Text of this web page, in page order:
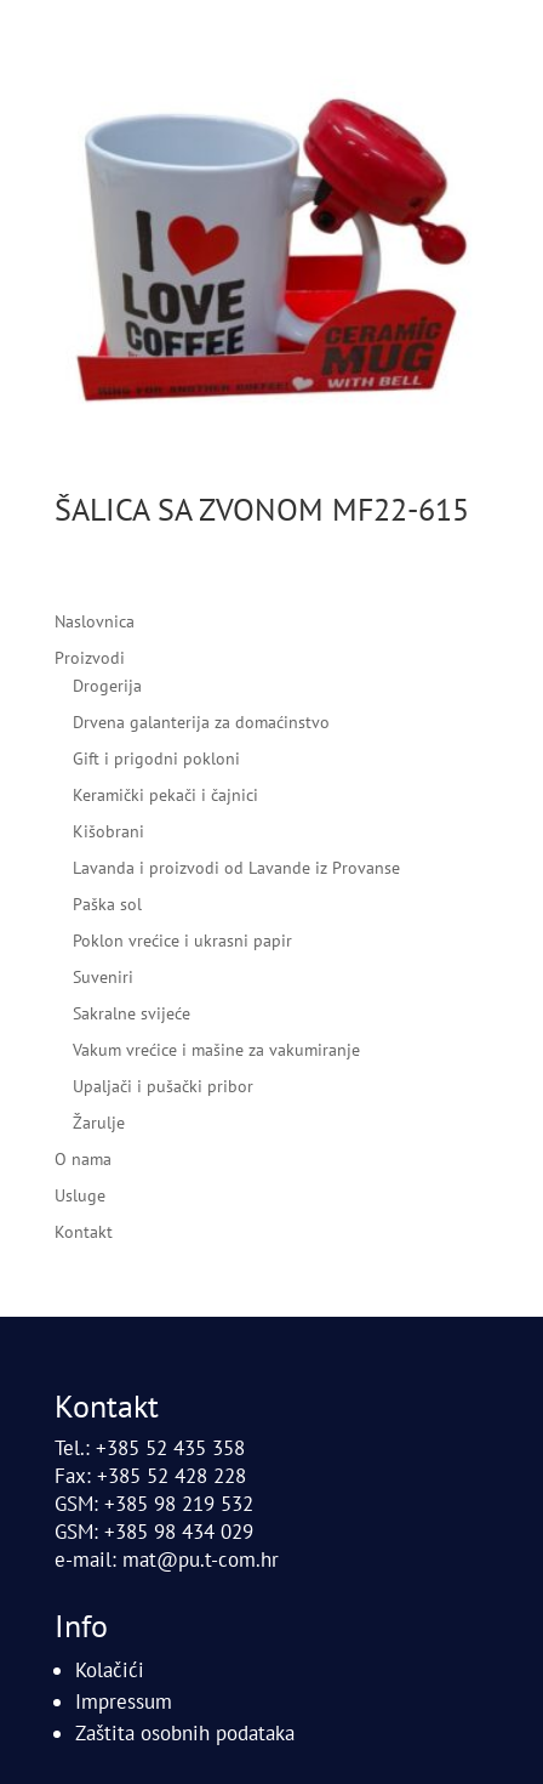
ŠALICA SA ZVONOM MF22-615
Naslovnica
Proizvodi
Drogerija
Drvena galanterija za domaćinstvo
Gift i prigodni pokloni
Keramički pekači i čajnici
Kišobrani
Lavanda i proizvodi od Lavande iz Provanse
Paška sol
Poklon vrećice i ukrasni papir
Suveniri
Sakralne svijeće
Vakum vrećice i mašine za vakumiranje
Upaljači i pušački pribor
Žarulje
O nama
Usluge
Kontakt
Kontakt
Tel.: +385 52 435 358
Fax: +385 52 428 228
GSM: +385 98 219 532
GSM: +385 98 434 029
e-mail: mat@pu.t-com.hr
Info
Kolačići
Impressum
Zaštita osobnih podataka